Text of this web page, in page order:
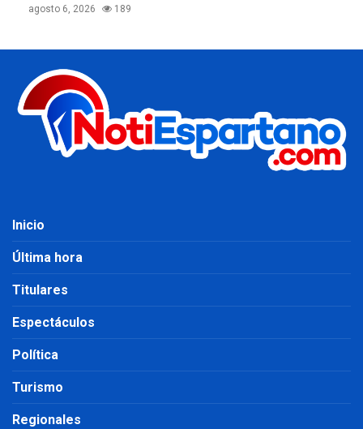
agosto 6, 2026 189
Inicio
Última hora
Titulares
Espectáculos
Política
Turismo
Regionales